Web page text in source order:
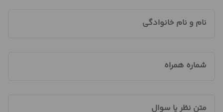
نام و نام خانوادگی
شماره همراه
متن نظر یا سوال